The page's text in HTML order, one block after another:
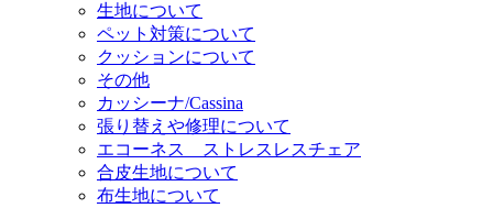
生地について
ペット対策について
クッションについて
その他
カッシーナ/Cassina
張り替えや修理について
エコーネス ストレスレスチェア
合皮生地について
布生地について